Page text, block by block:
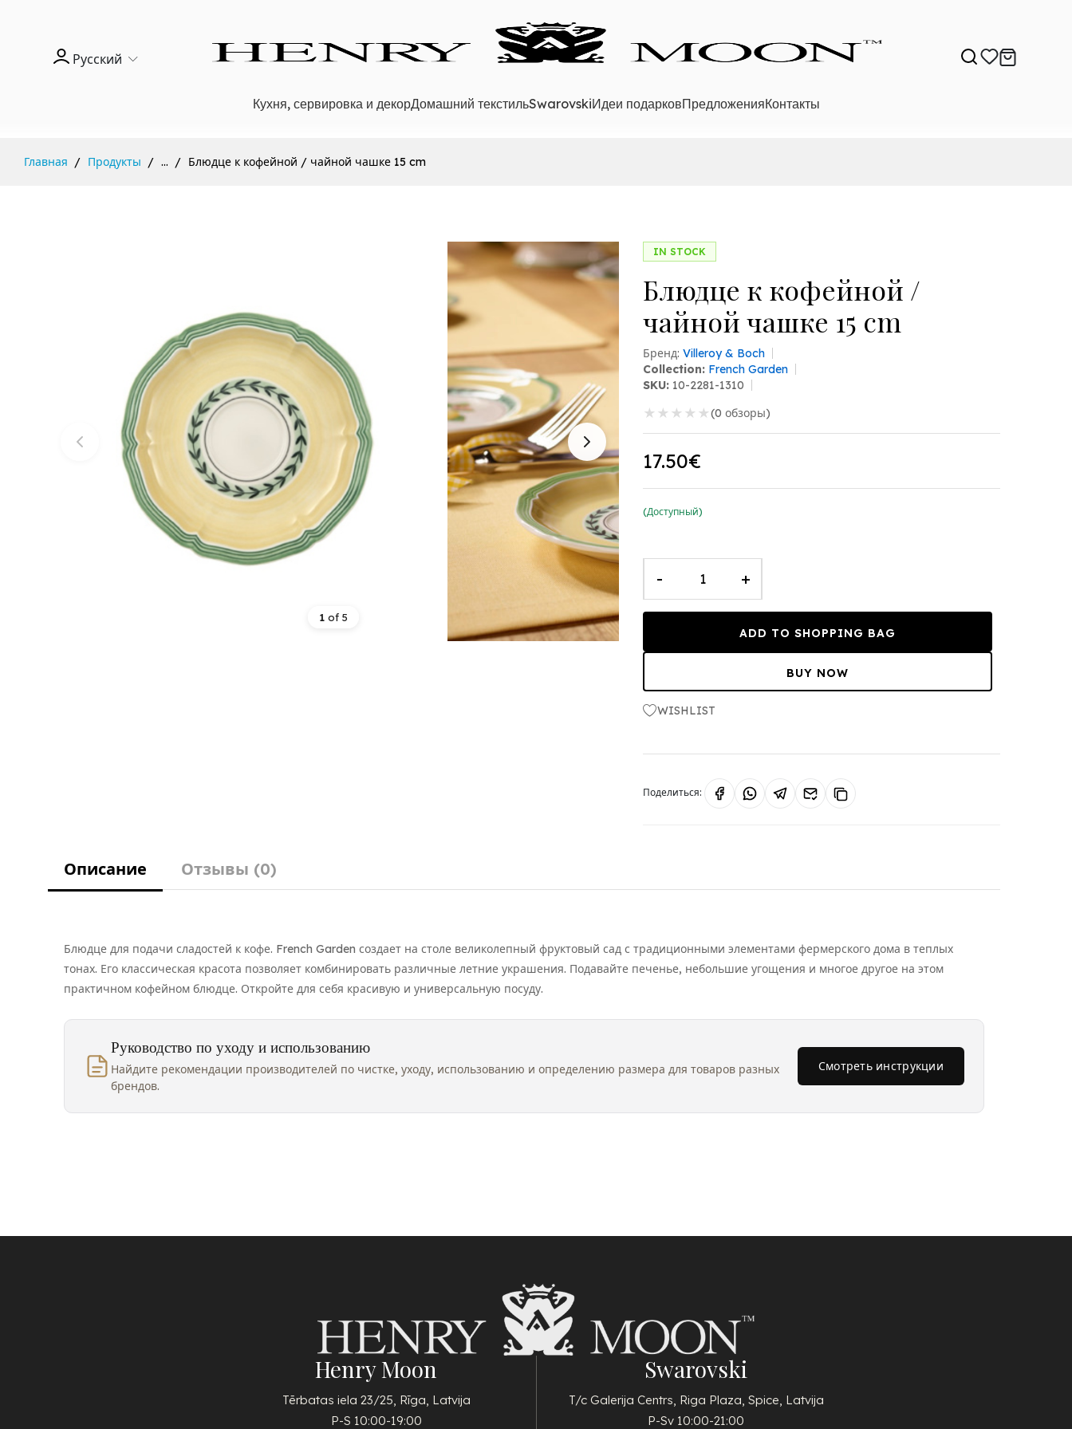
Русский
Кухня, сервировка и декорДомашний текстильSwarovskiИдеи подарковПредложенияКонтакты
Главная Продукты ... Блюдце к кофейной / чайной чашке 15 cm
1 of5
IN STOCK
Блюдце к кофейной /
чайной чашке 15 cm
Бренд:Villeroy & Boch
Collection: French Garden
SKU: 10-2281-1310
★ ★ ★ ★ ★(0 обзоры)
17.50€
(Доступный)
- +
ADD TO SHOPPING BAG
BUY NOW
WISHLIST
Поделиться:
Описание Отзывы (0)
Блюдце для подачи сладостей к кофе. French Garden создает на столе великолепный фруктовый сад с традиционными элементами фермерского дома в теплых
тонах. Его классическая красота позволяет комбинировать различные летние украшения. Подавайте печенье, небольшие угощения и многое другое на этом
практичном кофейном блюдце. Откройте для себя красивую и универсальную посуду.
Руководство по уходу и использованию
Найдите рекомендации производителей по чистке, уходу, использованию и определению размера для товаров разных
брендов.
Смотреть инструкции
Henry Moon
Tērbatas iela 23/25, Rīga, Latvija
P-S 10:00-19:00
Swarovski
T/c Galerija Centrs, Riga Plaza, Spice, Latvija
P-Sv 10:00-21:00